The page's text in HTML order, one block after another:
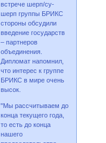
встрече шерп/су-
шерп группы БРИКС
стороны обсудили
введение государств
– партнеров
объединения.
Дипломат напомнил,
что интерес к группе
БРИКС в мире очень
высок.
"Мы рассчитываем до
конца текущего года,
то есть до конца
нашего